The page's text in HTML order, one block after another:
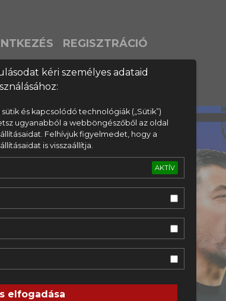
kéri személyes adataid
és kapcsolódó technológiák („Sütik”)
ugyanabból a webböngészőből az oldal
Felhívjuk figyelmedet, hogy a
is visszaállítja.
AKTÍV
elfogadása
REGISZTRÁCIÓ